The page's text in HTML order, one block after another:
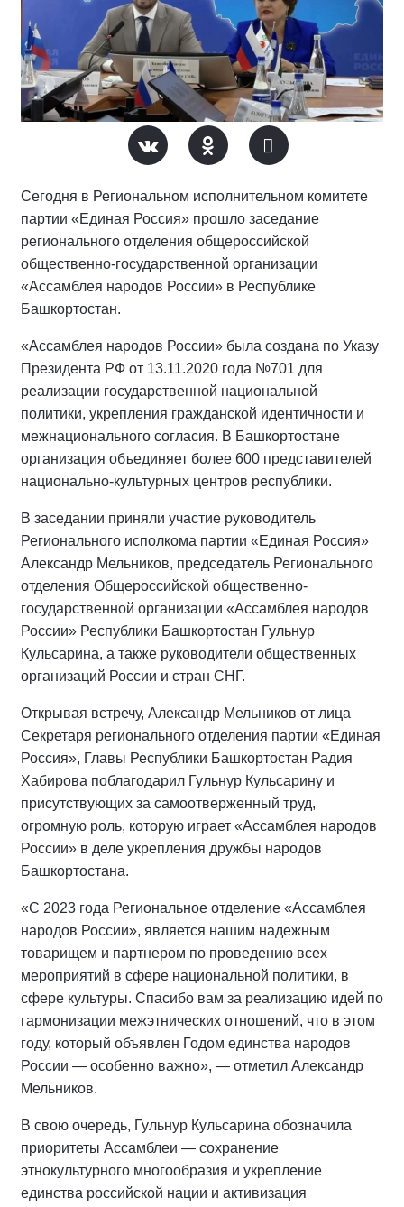
Сегодня в Региональном исполнительном комитете
партии «Единая Россия» прошло заседание
регионального отделения общероссийской
общественно-государственной организации
«Ассамблея народов России» в Республике
Башкортостан.
«Ассамблея народов России» была создана по Указу
Президента РФ от 13.11.2020 года №701 для
реализации государственной национальной
политики, укрепления гражданской идентичности и
межнационального согласия. В Башкортостане
организация объединяет более 600 представителей
национально-культурных центров республики.
В заседании приняли участие руководитель
Регионального исполкома партии «Единая Россия»
Александр Мельников, председатель Регионального
отделения Общероссийской общественно-
государственной организации «Ассамблея народов
России» Республики Башкортостан Гульнур
Кульсарина, а также руководители общественных
организаций России и стран СНГ.
Открывая встречу, Александр Мельников от лица
Секретаря регионального отделения партии «Единая
Россия», Главы Республики Башкортостан Радия
Хабирова поблагодарил Гульнур Кульсарину и
присутствующих за самоотверженный труд,
огромную роль, которую играет «Ассамблея народов
России» в деле укрепления дружбы народов
Башкортостана.
«С 2023 года Региональное отделение «Ассамблея
народов России», является нашим надежным
товарищем и партнером по проведению всех
мероприятий в сфере национальной политики, в
сфере культуры. Спасибо вам за реализацию идей по
гармонизации межэтнических отношений, что в этом
году, который объявлен Годом единства народов
России — особенно важно», — отметил Александр
Мельников.
В свою очередь, Гульнур Кульсарина обозначила
приоритеты Ассамблеи — сохранение
этнокультурного многообразия и укрепление
единства российской нации и активизация